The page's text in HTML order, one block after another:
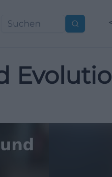
Suchen